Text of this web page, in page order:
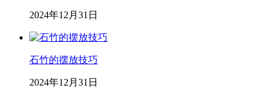
2024年12月31日
石竹的摆放技巧
2024年12月31日